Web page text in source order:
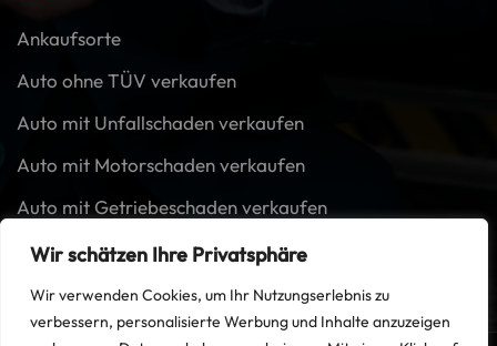
Wir schätzen Ihre Privatsphäre
Wir verwenden Cookies, um Ihr Nutzungserlebnis zu
verbessern, personalisierte Werbung und Inhalte anzuzeigen
Ankaufsorte
Auto ohne TÜV verkaufen
Auto mit Unfallschaden verkaufen
Auto mit Motorschaden verkaufen
Auto mit Getriebeschaden verkaufen
PKW ohne Mängel verkaufen